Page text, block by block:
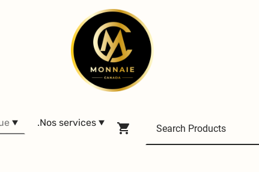
.Nos services